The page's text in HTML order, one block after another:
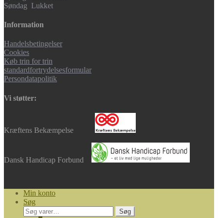
Søndag Lukket
Information
Handelsbetingelser
Cookies
Køb trin for trin
standardfortrydelsesformular
Persondatapolitik
Vi støtter:
Kræftens Bekæmpelse
Dansk Handicap Forbund
Min konto
Søg
Søg
Søg